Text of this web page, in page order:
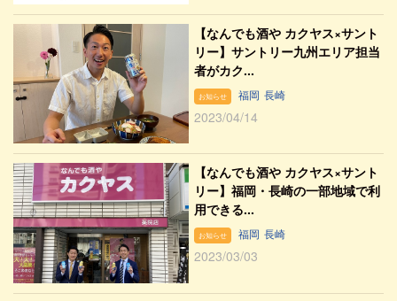
【なんでも酒や カクヤス×サント
リー】サントリー九州エリア担当
者がカク...
お知らせ 福岡 長崎
2023/04/14
【なんでも酒や カクヤス×サント
リー】福岡・長崎の一部地域で利
用できる...
お知らせ 福岡 長崎
2023/03/03